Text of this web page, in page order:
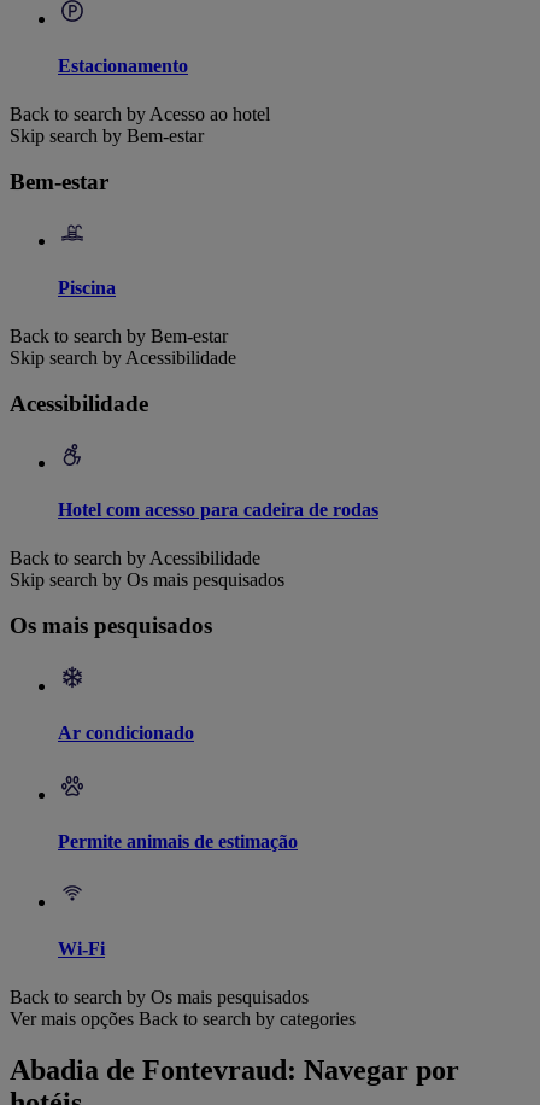
Estacionamento
Back to search by Acesso ao hotel
Skip search by Bem-estar
Bem-estar
Piscina
Back to search by Bem-estar
Skip search by Acessibilidade
Acessibilidade
Hotel com acesso para cadeira de rodas
Back to search by Acessibilidade
Skip search by Os mais pesquisados
Os mais pesquisados
Ar condicionado
Permite animais de estimação
Wi-Fi
Back to search by Os mais pesquisados
Ver mais opções Back to search by categories
Abadia de Fontevraud: Navegar por